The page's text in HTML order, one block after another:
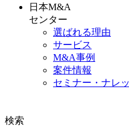
日本M&A
センター
選ばれる理由
サービス
M&A事例
案件情報
セミナー・ナレ
検索